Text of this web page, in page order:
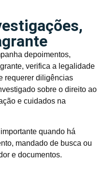
depoimentos,
verifica a legalidade
requerer diligências
sobre o direito ao
e cuidados na
quando há
mandado de busca ou
e documentos.